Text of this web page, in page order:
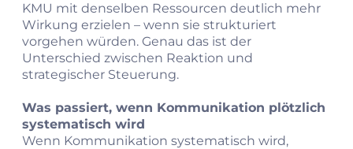
KMU mit denselben Ressourcen deutlich mehr
Wirkung erzielen – wenn sie strukturiert
vorgehen würden. Genau das ist der
Unterschied zwischen Reaktion und
strategischer Steuerung.
Was passiert, wenn Kommunikation plötzlich
systematisch wird
Wenn Kommunikation systematisch wird,